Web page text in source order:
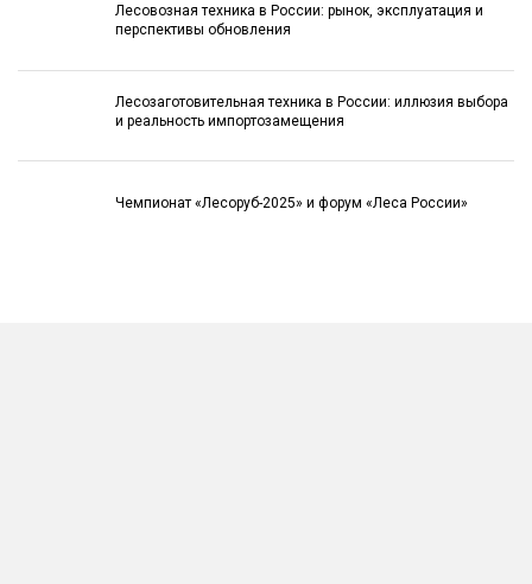
Лесовозная техника в России: рынок, эксплуатация и
перспективы обновления
Лесозаготовительная техника в России: иллюзия выбора
и реальность импортозамещения
Чемпионат «Лесоруб-2025» и форум «Леса России»